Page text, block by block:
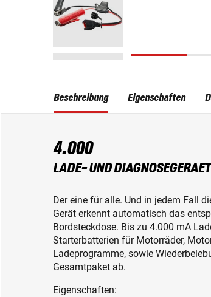
Beschreibung
4.000
LADE- UND DIAGNOSEGERAET
Der eine für alle. Und in jedem Fall
Gerät erkennt automatisch das
Bordsteckdose. Bis zu 4.000 mA
Starterbatterien für Motorräder,
Ladeprogramme, sowie
Gesamtpaket ab.
Eigenschaften:
Eigenschaften